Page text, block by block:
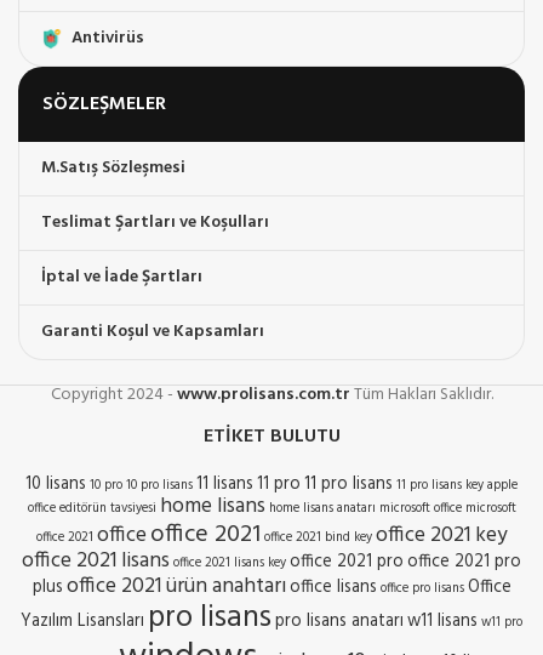
Antivirüs
SÖZLEŞMELER
M.Satış Sözleşmesi
Teslimat Şartları ve Koşulları
İptal ve İade Şartları
Garanti Koşul ve Kapsamları
Copyright2024 -www.prolisans.com.trTüm Hakları Saklıdır.
ETIKET BULUTU
10 lisans 10 pro10 pro lisans11 lisans11 pro11 pro lisans 11 pro lisans keyapple
office editörün tavsiyesi home lisans home lisans anatarı microsoft office microsoft
office 2021 officeoffice 2021 office 2021 bind key office 2021 key
office 2021 lisans office 2021 lisans key office 2021 pro office 2021 pro
plusoffice 2021 ürün anahtarıoffice lisans office pro lisans Office
Yazılım Lisansları pro lisanspro lisans anatarıw11 lisans w11 pro